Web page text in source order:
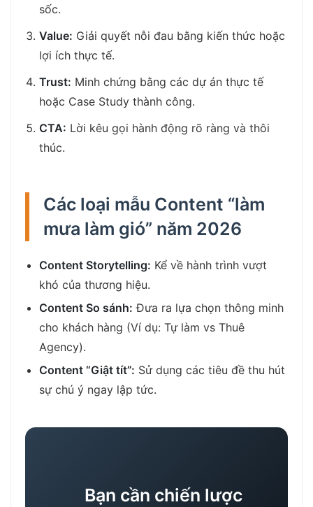
sốc.
Value: Giải quyết nỗi đau bằng kiến thức hoặc
lợi ích thực tế.
Trust: Minh chứng bằng các dự án thực tế
hoặc Case Study thành công.
CTA: Lời kêu gọi hành động rõ ràng và thôi
thúc.
Các loại mẫu Content “làm
mưa làm gió” năm 2026
Content Storytelling: Kể về hành trình vượt
khó của thương hiệu.
Content So sánh: Đưa ra lựa chọn thông minh
cho khách hàng (Ví dụ: Tự làm vs Thuê
Agency).
Content “Giật tít”: Sử dụng các tiêu đề thu hút
sự chú ý ngay lập tức.
Bạn cần chiến lược